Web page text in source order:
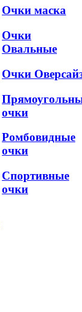
Очки маска
Очки
Овальные
Очки
очки
Ромбовидные
очки
Спортивные
очки